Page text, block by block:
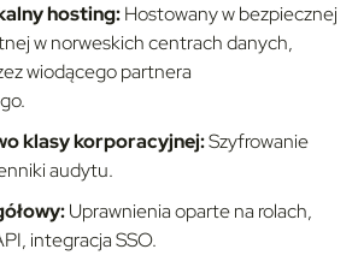
hosting:Hostowany w bezpiecznej
w norweskich centrach danych,
wiodącego partnera
klasy korporacyjnej:Szyfrowanie
audytu.
Uprawnienia oparte na rolach,
integracja SSO.